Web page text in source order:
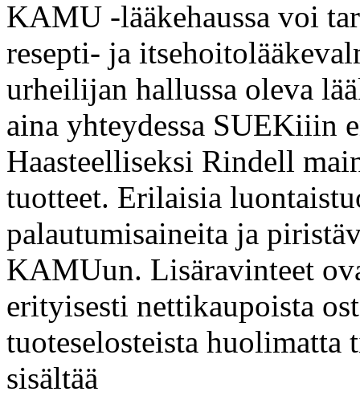
KAMU -lääkehaussa voi
resepti- ja
urheilijan hallussa oleva
aina yhteydessa SUEKiiin
Haasteelliseksi Rindell
tuotteet. Erilaisia
palautumisaineita ja
KAMUun. Lisäravinteet
erityisesti nettikaupoista
tuoteselosteista huolimatta
sisältää